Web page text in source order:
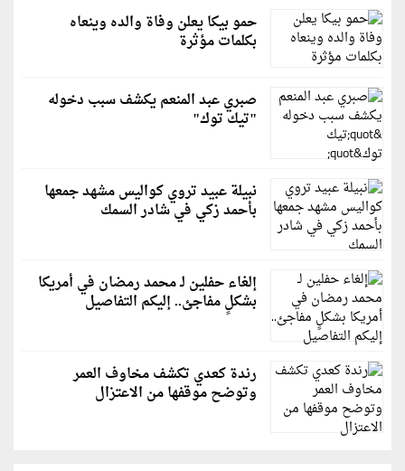
حمو بيكا يعلن وفاة والده وينعاه
بكلمات مؤثرة
صبري عبد المنعم يكشف سبب دخوله
"تيك توك"
نبيلة عبيد تروي كواليس مشهد جمعها
بأحمد زكي في شادر السمك
إلغاء حفلين لـ محمد رمضان في أمريكا
بشكلٍ مفاجئ.. إليكم التفاصيل
رندة كعدي تكشف مخاوف العمر
وتوضح موقفها من الاعتزال